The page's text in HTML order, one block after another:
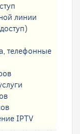
линии
телефонные
IPTV